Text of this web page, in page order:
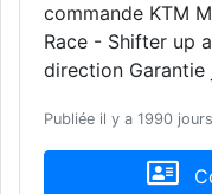
commande KTM
Race - Shifter up
direction
Publiée il y a 1990